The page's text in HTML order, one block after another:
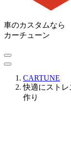
車のカスタムなら
カーチューン
CARTUNE
快適にスト
作り